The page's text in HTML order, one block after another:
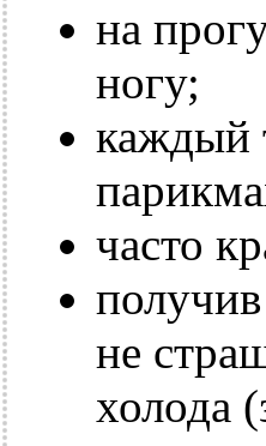
на
ногу;
каждый
часто
не
холода